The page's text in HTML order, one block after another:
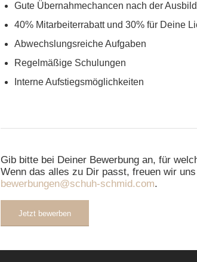
Gute Übernahmechancen nach der
40% Mitarbeiterrabatt und 30% für Deine
Abwechslungsreiche Aufgaben
Regelmäßige Schulungen
Interne Aufstiegsmöglichkeiten
Gib bitte bei Deiner Bewerbung an, für
Wenn das alles zu Dir passt, freuen wir
bewerbungen@schuh-schmid.com.
Jetzt bewerben